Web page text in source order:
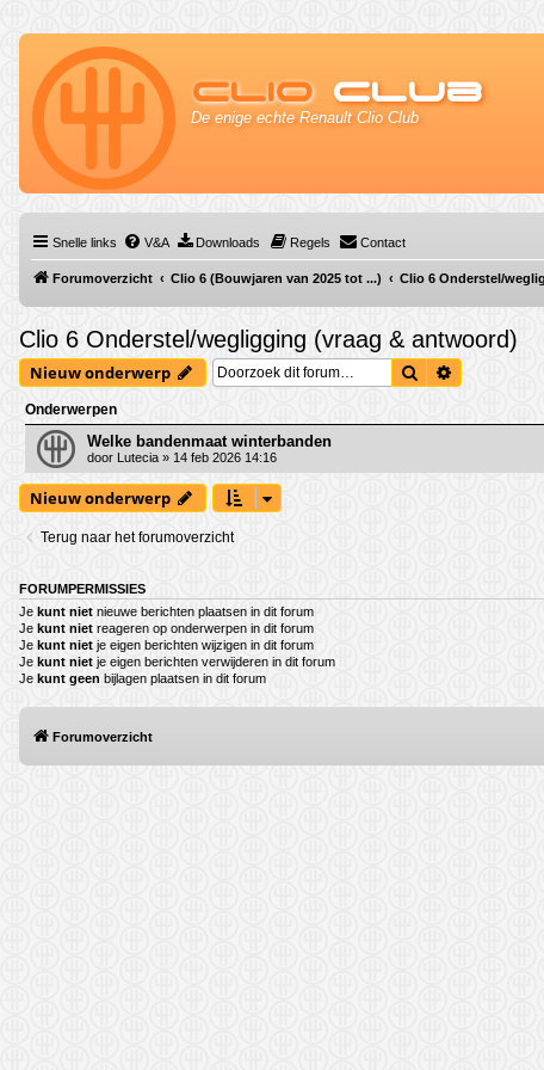
Clio Club
De enige echte Renault Clio Club
Snelle links V&A Downloads Regels Contact
Forumoverzicht Clio 6 (Bouwjaren van 2025 tot ...) Clio 6 Onderstel/
Clio 6 Onderstel/wegligging (vraag & antwoord)
Nieuw onderwerp Zoek
Onderwerpen
Welke bandenmaat winterbanden
door Lutecia » 14 feb 2026 14:16
Nieuw onderwerp
Terug naar het forumoverzicht
FORUMPERMISSIES
Je kunt niet nieuwe berichten plaatsen in dit forum
Je kunt niet reageren op onderwerpen in dit forum
Je kunt niet je eigen berichten wijzigen in dit forum
Je kunt niet je eigen berichten verwijderen in dit forum
Je kunt geen bijlagen plaatsen in dit forum
Forumoverzicht